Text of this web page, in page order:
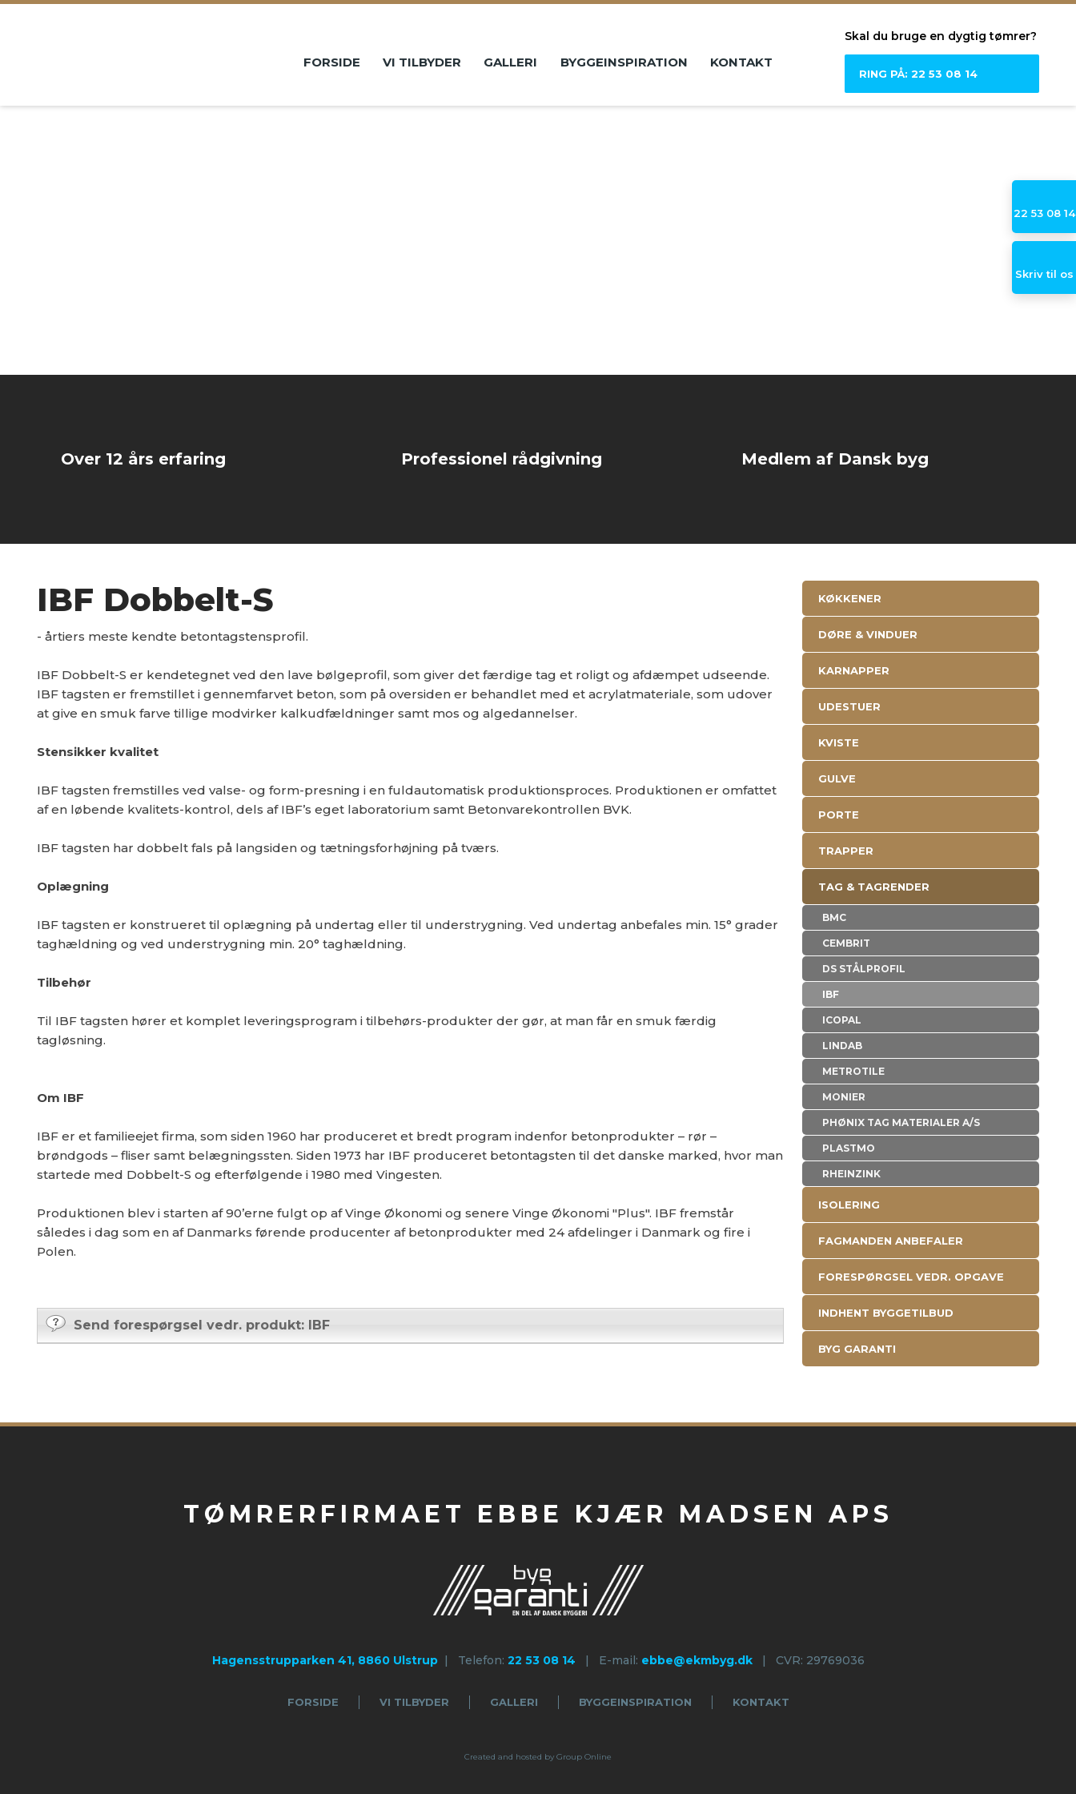
FORSIDE VI TILBYDER GALLERI BYGGEINSPIRATION KONTAKT
Skal du bruge en dygtig tømrer?
RING PÅ: 22 53 08 14
Over 12 års erfaring Professionel rådgivning Medlem af Dansk byg
22 53 08 14
Skriv til os
IBF Dobbelt-S
- årtiers meste kendte betontagstensprofil.
IBF Dobbelt-S er kendetegnet ved den lave bølgeprofil, som giver det færdige tag et roligt og afdæmpet udseende.
IBF tagsten er fremstillet i gennemfarvet beton, som på oversiden er behandlet med et acrylatmateriale, som udover
at give en smuk farve tillige modvirker kalkudfældninger samt mos og algedannelser.
Stensikker kvalitet
IBF tagsten fremstilles ved valse- og form-presning i en fuldautomatisk produktionsproces. Produktionen er omfattet
af en løbende kvalitets-kontrol, dels af IBF’s eget laboratorium samt Betonvarekontrollen BVK.
IBF tagsten har dobbelt fals på langsiden og tætningsforhøjning på tværs.
Oplægning
IBF tagsten er konstrueret til oplægning på undertag eller til understrygning. Ved undertag anbefales min. 15° grader
taghældning og ved understrygning min. 20° taghældning.
Tilbehør
Til IBF tagsten hører et komplet leveringsprogram i tilbehørs-produkter der gør, at man får en smuk færdig
tagløsning.
Om IBF
IBF er et familieejet firma, som siden 1960 har produceret et bredt program indenfor betonprodukter – rør –
brøndgods – fliser samt belægningssten. Siden 1973 har IBF produceret betontagsten til det danske marked, hvor man
startede med Dobbelt-S og efterfølgende i 1980 med Vingesten.
Produktionen blev i starten af 90’erne fulgt op af Vinge Økonomi og senere Vinge Økonomi "Plus". IBF fremstår
således i dag som en af Danmarks førende producenter af betonprodukter med 24 afdelinger i Danmark og fire i
Polen.
Send forespørgsel vedr. produkt: IBF
KØKKENER
DØRE & VINDUER
KARNAPPER
UDESTUER
KVISTE
GULVE
PORTE
TRAPPER
TAG & TAGRENDER
BMC
CEMBRIT
DS STÅLPROFIL
IBF
ICOPAL
LINDAB
METROTILE
MONIER
PHØNIX TAG MATERIALER A/S
PLASTMO
RHEINZINK
ISOLERING
FAGMANDEN ANBEFALER
FORESPØRGSEL VEDR. OPGAVE
INDHENT BYGGETILBUD
BYG GARANTI
TØMRERFIRMAET EBBE KJÆR MADSEN APS
Hagensstrupparken 41, 8860 Ulstrup| Telefon: 22 53 08 14 | E-mail: ebbe@ekmbyg.dk| CVR: 29769036
FORSIDE VI TILBYDER GALLERI BYGGEINSPIRATION KONTAKT
Created and hosted by Group Online